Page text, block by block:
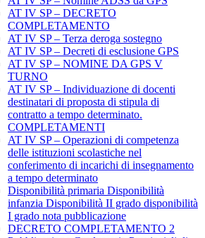
AT IV SP – DECRETO
COMPLETAMENTO
AT IV SP – Terza deroga sostegno
AT IV SP – Decreti di esclusione GPS
AT IV SP – NOMINE DA GPS V
TURNO
AT IV SP – Individuazione di docenti
destinatari di proposta di stipula di
contratto a tempo determinato.
COMPLETAMENTI
AT IV SP – Operazioni di competenza
delle istituzioni scolastiche nel
conferimento di incarichi di insegnamento
a tempo determinato
Disponibilità primaria Disponibilità
infanzia Disponibilità II grado disponibilità
I grado nota pubblicazione
DECRETO COMPLETAMENTO 2